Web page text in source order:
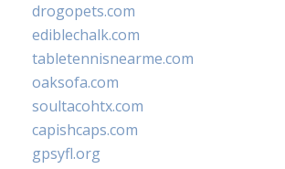
drogopets.com
ediblechalk.com
tabletennisnearme.com
oaksofa.com
soultacohtx.com
capishcaps.com
gpsyfl.org